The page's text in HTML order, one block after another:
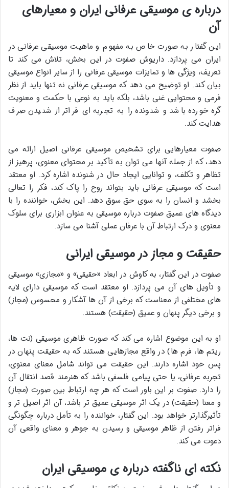
درباره ی موسیقی عرفانی ایران و معیارهای
آن
این گفتار به صورت خاص به مفهوم و ماهیت موسیقی عرفانی در
ایران می پردازد. داریوش صفوت در این بخش، تلاش می کند تا
تعریف، ویژگی ها و تمایزات موسیقی عرفانی را از سایر انواع موسیقی
بیان کند. او توضیح می دهد که موسیقی عرفانی نه تنها باید از نظر
فرمی و محتوایی غنی باشد، بلکه باید به نوعی با حکمت و معنویت
گره خورده باشد و شنونده را به تجربه ای فراتر از شنیدن صرف
هدایت کند.
صفوت معیارهایی برای تشخیص موسیقی عرفانی اصیل ارائه می
دهد، که از جمله آنها می توان به تأکید بر محتوای معنوی، پرهیز از
تظاهر و تکلف، و توانایی ایجاد حال در شنونده اشاره کرد. او معتقد
است که موسیقی عرفانی باید بتواند روح را پاک کند، فکر را تعالی
بخشد و انسان را به سوی حق سوق دهد. این بخش، خواننده را با
دیدگاه های عمیق صفوت درباره موسیقی به عنوان ابزاری برای سلوک
معنوی و درک ارتباط آن با عرفان عملی آشنا می سازد.
حقیقت و مجاز در موسیقی ایرانی
صفوت در این گفتار، به کاوش در ابعاد «حقیقی» و «مجازی» موسیقی
و تأویل های آن می پردازد. او معتقد است که موسیقی دارای لایه
های مختلفی از معناست که برخی از آن ها آشکار و محسوس (مجاز)
و برخی دیگر پنهان و عمیق (حقیقت) هستند.
او به این موضوع اشاره می کند که صورت ظاهری موسیقی (نت ها،
ریتم ها، فرم ها) در واقع مجازهایی هستند که به حقیقت پنهان در
پس خود اشاره دارند. این حقیقت می تواند شامل معنای معنوی،
تجربه عرفانی، یا حتی پیامی فلسفی باشد که هنرمند قصد انتقال آن
را دارد. صفوت بر این باور است که هر چه ارتباط بین صورت (مجاز)
و معنا (حقیقت) در یک اثر موسیقی عمیق تر باشد، آن اثر اصیل تر و
تأثیرگذارتر خواهد بود. این گفتار، خواننده را به تأمل درباره چگونگی
فراتر رفتن از ظاهر موسیقی و رسیدن به جوهر و معنای واقعی آن
دعوت می کند.
نکته ای ناگفته درباره ی موسیقی ایران